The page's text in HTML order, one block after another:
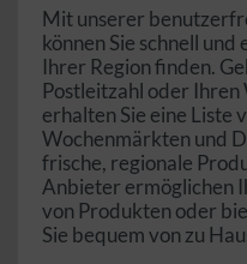
Mit unserer
können Sie schnell
Ihrer Region finden.
Postleitzahl oder Ihren
erhalten Sie eine Liste
Wochenmärkten und
frische, regionale
Anbieter ermöglichen
von Produkten oder
Sie bequem von zu